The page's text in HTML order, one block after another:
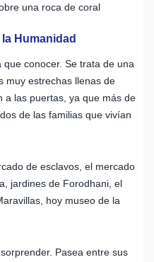
una roca de coral
Humanidad
conocer. Se trata de una
muy estrechas llenas de
a las puertas, ya que más de
de las familias que vivían
de esclavos, el mercado
jardines de Forodhani, el
hoy museo de la
Pasea entre sus